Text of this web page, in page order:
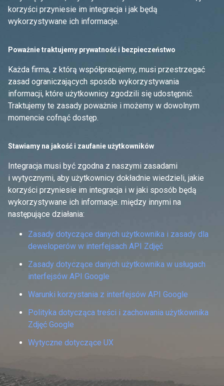
korzyści przyniesie im integracja i jak będą
wykorzystywane ich informacje.
Poważnie traktujemy prywatność i bezpieczeństwo
Każda firma, z którą współpracujemy, musi przestrzegać
zasad ograniczających sposób wykorzystywania
informacji, które użytkownicy zgodzili się udostępnić.
Traktujemy te zasady poważnie i możemy w dowolnym
momencie cofnąć dostęp.
Stawiamy na jakość i zaufanie użytkowników
Integracja musi być zgodna z naszymi zasadami
i wytycznymi, aby użytkownicy dokładnie wiedzieli, jakie
korzyści przyniesie im integracja i w jaki sposób będą
wykorzystywane ich informacje. między innymi na
następujące działania:
Zasady dotyczące danych użytkownika i zasady dla
deweloperów w interfejsach API Zdjęć
Zasady dotyczące danych użytkownika w usługach
interfejsów API Google
Warunki korzystania z interfejsów API Google
Polityka dotycząca treści i zachowania użytkownika
Zdjęć Google
Wytyczne dotyczące UX